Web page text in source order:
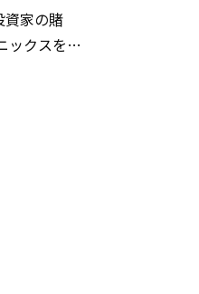
資家の賭
ックスを巡